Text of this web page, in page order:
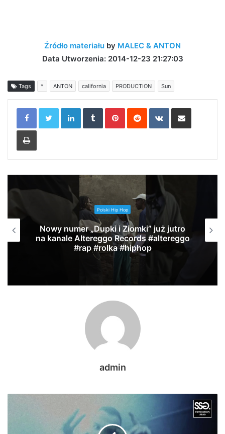
Źródło materiału by MALEC & ANTON
Data Utworzenia: 2014-12-23 21:27:03
Tags * ANTON california PRODUCTION Sun
LinkedInTumblrPinterestReddit VKontakteShare via Email
Print
Polski Hip Hop
Nowy numer „Dupki i Ziomki” już jutro
na kanale Altereggo Records #altereggo
#rap #rolka #hiphop
admin